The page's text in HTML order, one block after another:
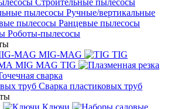
Строительные пылесосы
Ручные/вертикальные
Ранцевые пылесосы
Роботы-пылесосы
MIG-MAG
TIG
MIG MAG TIG
сварка
Cварка пластиковых труб
Ключи